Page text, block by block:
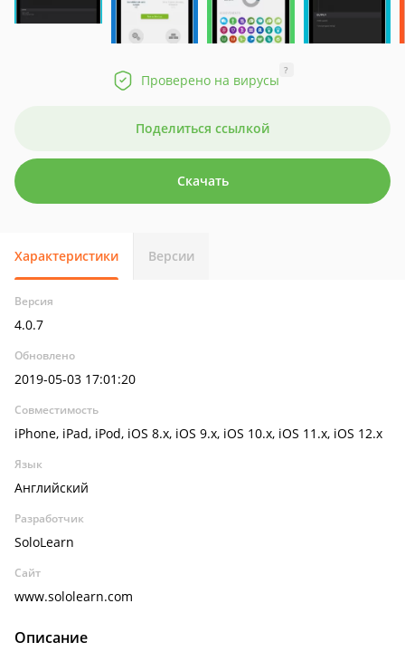
Проверено на вирусы
?
Поделиться ссылкой
Скачать
Характеристики Версии
Версия
4.0.7
Обновлено
2019-05-03 17:01:20
Совместимость
iPhone, iPad, iPod, iOS 8.x, iOS 9.x, iOS 10.x, iOS 11.x, iOS 12.x
Язык
Английский
Разработчик
SoloLearn
Сайт
www.sololearn.com
Описание